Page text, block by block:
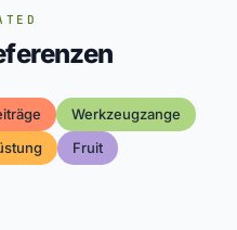
Werkzeugzange
Fruit